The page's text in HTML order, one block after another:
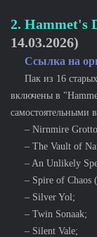
2. Hammet's
14.03.2026)
Ссылка на
Пак из 16 старых
включены в
самостоятельными
– Nirnmire
– The Vault of
– An Unlikely
– Spire of Chaos
– Silver Yol;
– Twin Sonaak;
– Silent Vale;